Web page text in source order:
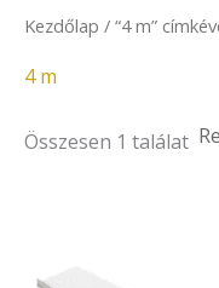
Kezdőlap / “4 m”
4 m
Összesen 1 találat